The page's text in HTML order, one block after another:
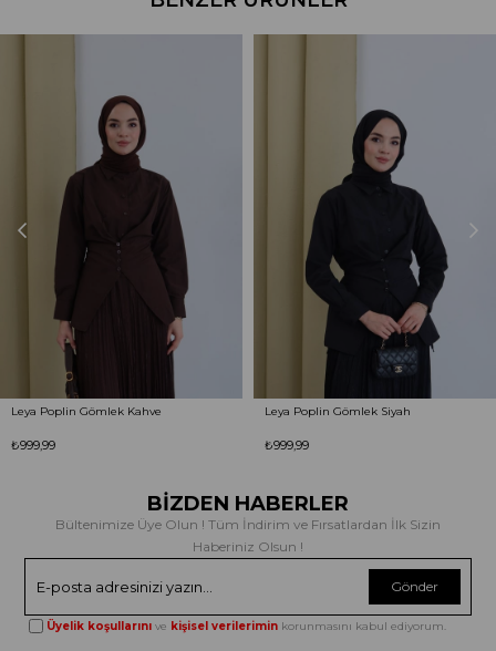
Leya Poplin Gömlek Kahve
₺999,99
Leya Poplin Gömlek Siyah
₺999,99
BİZDEN HABERLER
Bültenimize Üye Olun ! Tüm İndirim ve Fırsatlardan İlk Sizin
Haberiniz Olsun !
Gönder
Üyelik koşullarını ve kişisel verilerimin korunmasını kabul ediyorum.